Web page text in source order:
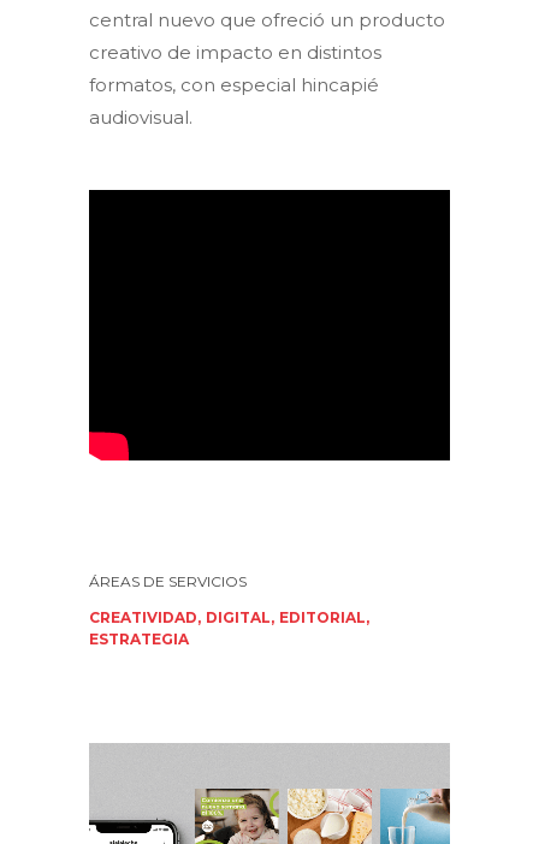
central nuevo que ofreció un producto
creativo de impacto en distintos
formatos, con especial hincapié
audiovisual.
CREATIVIDAD DIGITAL EDITORIAL
ESTRATEGIA